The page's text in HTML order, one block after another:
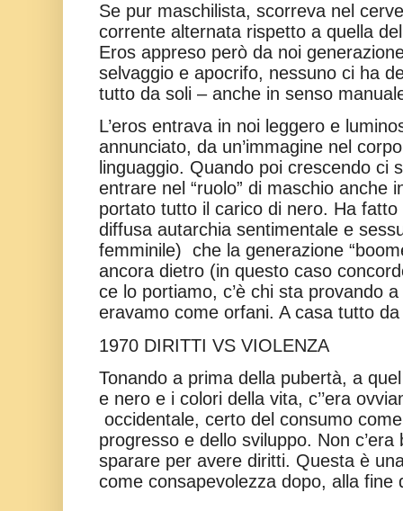
Se pur maschilista, scorreva nel
corrente alternata rispetto a quella
Eros appreso però da noi
selvaggio e apocrifo, nessuno ci ha
tutto da soli – anche in senso
L’eros entrava in noi leggero e
annunciato, da un’immagine nel
linguaggio. Quando poi crescendo ci
entrare nel “ruolo” di maschio anche
portato tutto il carico di nero. Ha
diffusa autarchia sentimentale e
femminile) che la generazione
ancora dietro (in questo caso
ce lo portiamo, c’è chi sta provando
eravamo come orfani. A casa tutto
1970 DIRITTI VS VIOLENZA
Tonando a prima della pubertà, a
e nero e i colori della vita, c’’era
occidentale, certo del consumo
progresso e dello sviluppo. Non
sparare per avere diritti. Questa è
come consapevolezza dopo, alla fine